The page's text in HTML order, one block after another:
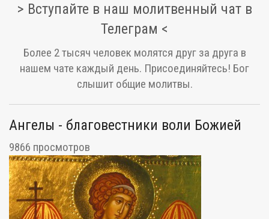
> Вступайте в наш молитвенный чат в
Телеграм <
Более 2 тысяч человек молятся друг за друга в
нашем чате каждый день. Присоединяйтесь! Бог
слышит общие молитвы.
Ангелы - благовестники воли Божией
9866 просмотров